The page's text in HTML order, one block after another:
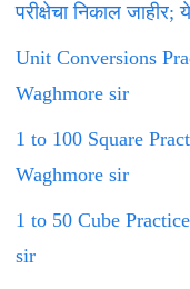
परीक्षेचा निकाल
Unit Conversions
Waghmore sir
1 to 100 Square
Waghmore sir
1 to 50 Cube
sir